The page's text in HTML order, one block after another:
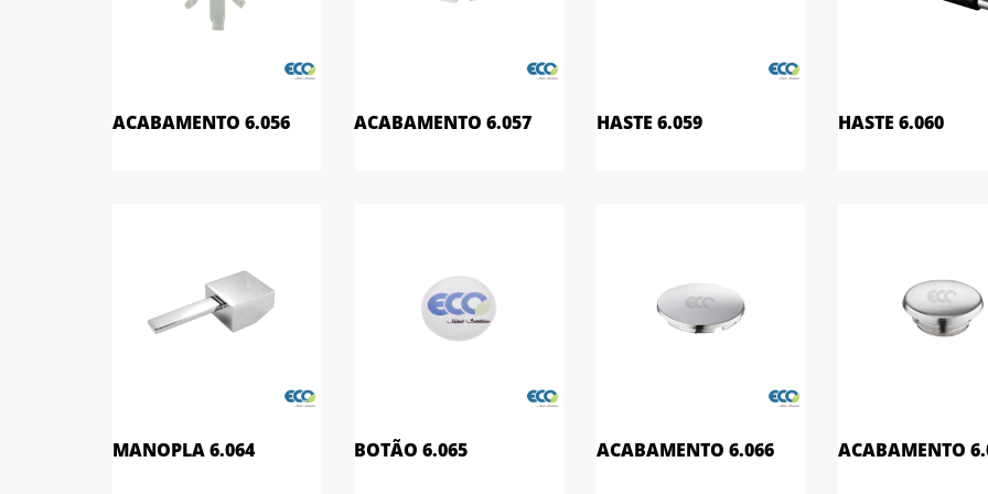
ACABAMENTO 6.056 ACABAMENTO 6.057 HASTE 6.059 HASTE 6.060
MANOPLA 6.064 BOTÃO 6.065 ACABAMENTO 6.066 ACABAMENTO